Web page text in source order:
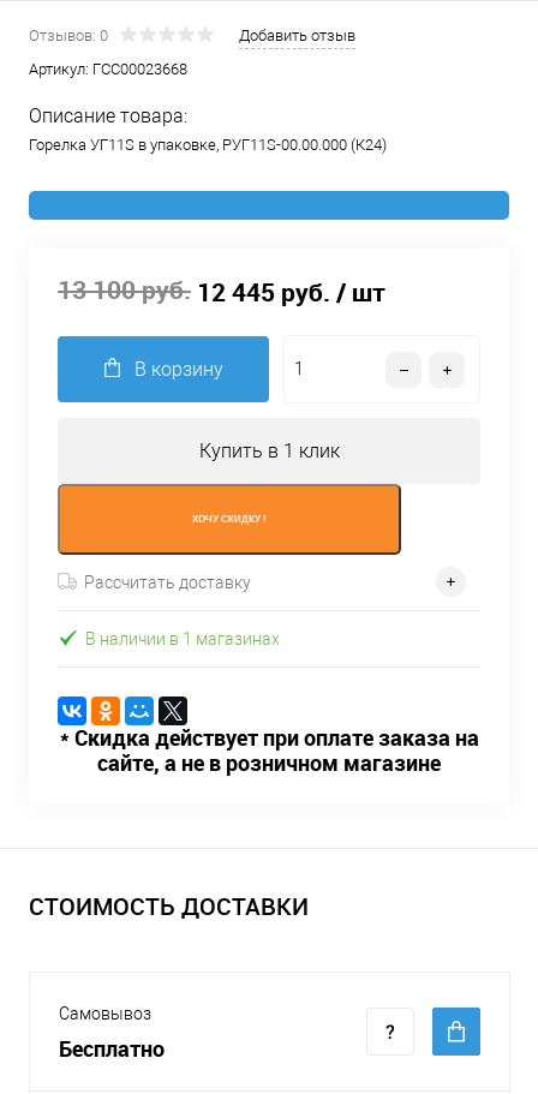
Отзывов: 0
Добавить отзыв
Артикул: ГСС00023668
Описание товара:
Горелка УГ11S в упаковке, РУГ11S-00.00.000 (К24)
13 100 руб. 12 445 руб. / шт
В корзину
Купить в 1 клик
ХОЧУ СКИДКУ !
Рассчитать доставку
В наличии в 1 магазинах
* Скидка действует при оплате заказа на
сайте, а не в розничном магазине
СТОИМОСТЬ ДОСТАВКИ
Самовывоз
Бесплатно